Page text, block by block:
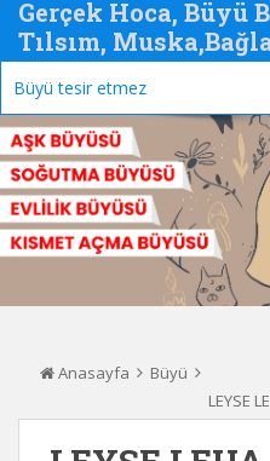
Gerçek Hoca, Büyü
Tılsım,
Büyü tesir etmez
Anasayfa
Büyü
LEYSE